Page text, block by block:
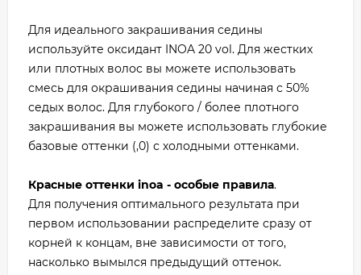
Для идеального закрашивания седины
используйте оксидант INOA 20 vol. Для жестких
или плотных волос вы можете использовать
смесь для окрашивания седины начиная с 50%
седых волос. Для глубокого / более плотного
закрашивания вы можете использовать глубокие
базовые оттенки (,0) с холодными оттенками.
Красные оттенки inoa - особые правила.
Для получения оптимального результата при
первом использовании распределите сразу от
корней к концам, вне зависимости от того,
насколько вымылся предыдущий оттенок.